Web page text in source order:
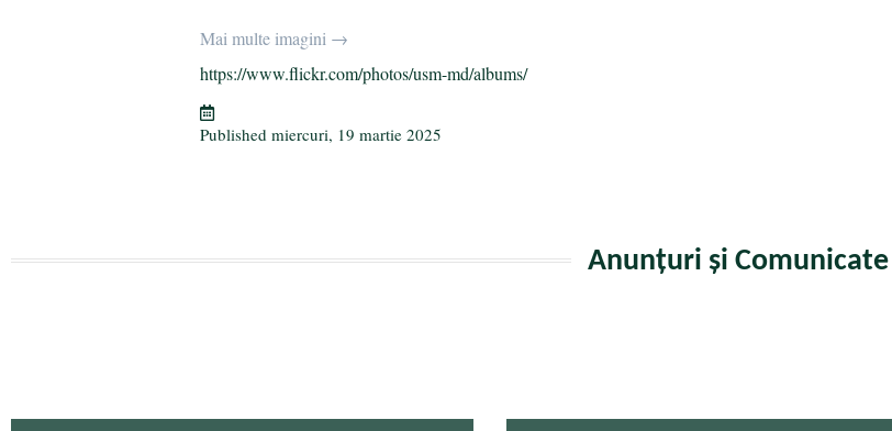
bo
ok
tte
r
gr
a ea
Mai multe imagini →
https://www.flickr.com/photos/usm-md/albums/
Published miercuri, 19 martie 2025
Anunțuri și Comunicate